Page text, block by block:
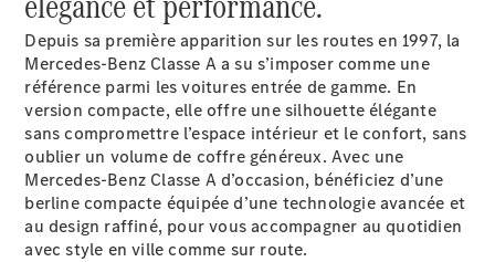
Nouveaux modèles
Modèles électriques
Modèles hybrides
Berlines
Depuis sa première apparition sur les routes en 1997, la
Mercedes-Benz Classe A a su s’imposer comme une
référence parmi les voitures entrée de gamme. En
version compacte, elle offre une silhouette élégante
sans compromettre l’espace intérieur et le confort, sans
oublier un volume de coffre généreux. Avec une
Mercedes-Benz Classe A d’occasion, bénéficiez d’une
berline compacte équipée d’une technologie avancée et
au design raffiné, pour vous accompagner au quotidien
avec style en ville comme sur route.